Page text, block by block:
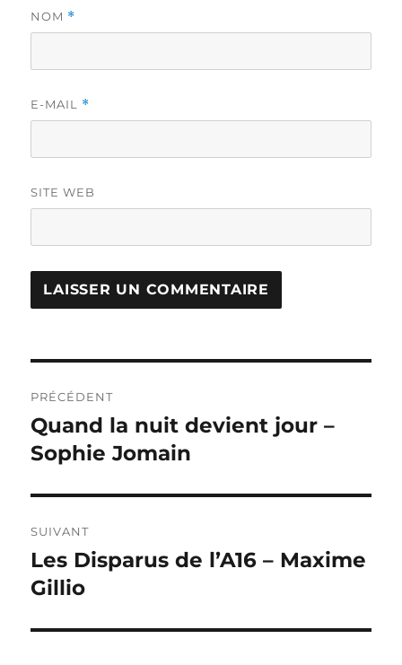
NOM *
E-MAIL *
SITE WEB
de
l’article
PRÉCÉDENT
Publication
précédente :
Quand la nuit devient jour –
Sophie Jomain
SUIVANT
Publication
suivante :
Les Disparus de l’A16 – Maxime
Gillio